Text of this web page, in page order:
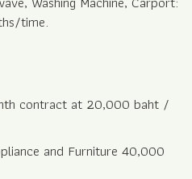
Guards
Supermarket, Ruamchoke